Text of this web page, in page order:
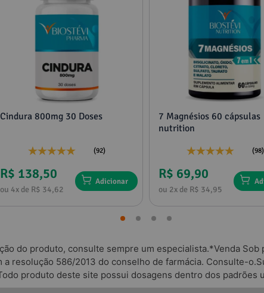
Cindura 800mg 30 Doses
(92)
R$ 138,50
ou 4x de R$ 34,62
Adicionar
7 Magnésios 60 cápsulas
nutrition
(98)
R$ 69,90
ou 2x de R$ 34,95
do produto, consulte sempre um especialista.*Venda
resolução 586/2013 do conselho de farmácia. Consulte-
produto deste site possui dosagens dentro dos padrões